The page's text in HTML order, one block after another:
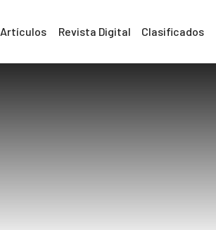
Artículos Revista Digital Clasificados